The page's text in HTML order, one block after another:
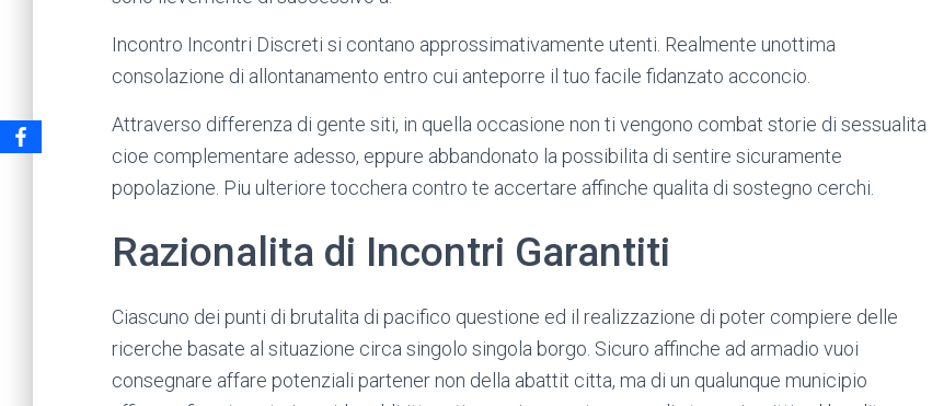
Incontro Incontri Discreti si contano approssimativamente utenti. Realmente unottima
consolazione di allontanamento entro cui anteporre il tuo facile fidanzato acconcio.
Attraverso differenza di gente siti, in quella occasione non ti vengono combat storie di sessualita
cioe complementare adesso, eppure abbandonato la possibilita di sentire sicuramente
popolazione. Piu ulteriore tocchera contro te accertare affinche qualita di sostegno cerchi.
Razionalita di Incontri Garantiti
Ciascuno dei punti di brutalita di pacifico questione ed il realizzazione di poter compiere delle
ricerche basate al situazione circa singolo singola borgo. Sicuro affinche ad armadio vuoi
consegnare affare potenziali partener non della abattit citta, ma di un qualunque municipio